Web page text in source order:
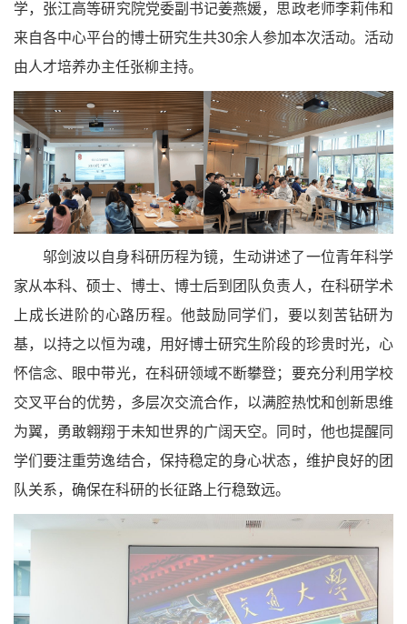
学，张江高等研究院党委副书记姜燕媛，思政老师李莉伟和
来自各中心平台的博士研究生共30余人参加本次活动。活动
由人才培养办主任张柳主持。
邬剑波以自身科研历程为镜，生动讲述了一位青年科学
家从本科、硕士、博士、博士后到团队负责人，在科研学术
上成长进阶的心路历程。他鼓励同学们，要以刻苦钻研为
基，以持之以恒为魂，用好博士研究生阶段的珍贵时光，心
怀信念、眼中带光，在科研领域不断攀登；要充分利用学校
交叉平台的优势，多层次交流合作，以满腔热忱和创新思维
为翼，勇敢翱翔于未知世界的广阔天空。同时，他也提醒同
学们要注重劳逸结合，保持稳定的身心状态，维护良好的团
队关系，确保在科研的长征路上行稳致远。